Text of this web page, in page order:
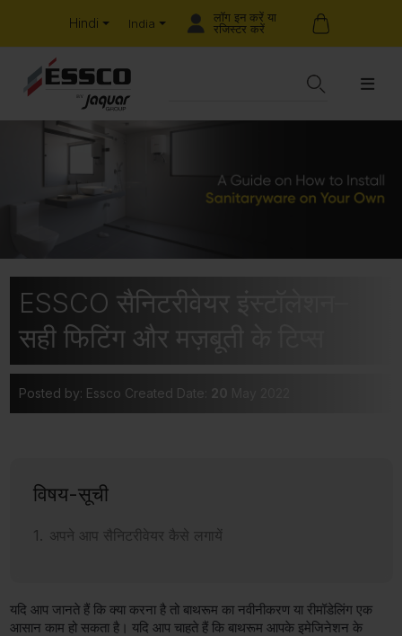
Hindi India
लॉग इन करें या
रजिस्टर करें
ESSCO सैनिटरीवेयर इंस्टॉलेशन–
सही फिटिंग और मज़बूती के टिप्स
Posted by: Essco Created Date:
विषय-सूची
अपने आप सैनिटरीवेयर कैसे लगायें
यदि आप जानते हैं कि क्या करना है तो बाथरूम का नवीनीकरण या रीमॉडेलिंग एक
आसान काम हो सकता है। यदि आप चाहते हैं कि बाथरूम आपके इमेजिनेशन के